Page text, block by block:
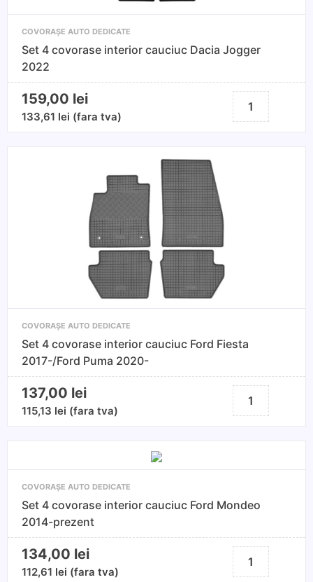
COVORAȘE AUTO DEDICATE
Set 4 covorase interior cauciuc Dacia Jogger
2022
159,00 lei
133,61 lei (fara tva)
Cantitate
Set
COVORAȘE AUTO DEDICATE
Set 4 covorase interior cauciuc Ford Fiesta
2017-/Ford Puma 2020-
137,00 lei
115,13 lei (fara tva)
Cantitate
Set
Fiesta
Puma
2020-
COVORAȘE AUTO DEDICATE
Set 4 covorase interior cauciuc Ford Mondeo
2014-prezent
134,00 lei
112,61 lei (fara tva)
Cantitate
Set